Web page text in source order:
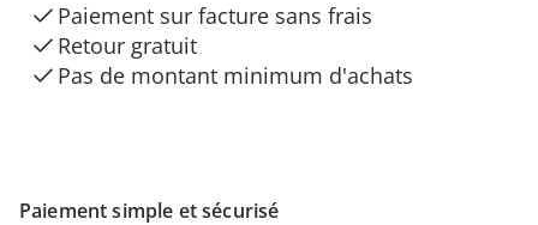
Paiement simple et sécurisé
Paiement sur facture sans frais
Retour gratuit
Pas de montant minimum d'achats